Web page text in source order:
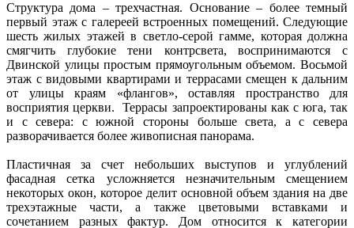
Структура дома – трехчастная. Основание – более темный
первый этаж с галереей встроенных помещений. Следующие
шесть жилых этажей в светло-серой гамме, которая должна
смягчить глубокие тени контрсвета, воспринимаются с
Двинской улицы простым прямоугольным объемом. Восьмой
этаж с видовыми квартирами и террасами смещен к дальним
от улицы краям «флангов», оставляя пространство для
восприятия церкви. Террасы запроектированы как с юга, так
и с севера: с южной стороны больше света, а с севера
разворачивается более живописная панорама.
Пластичная за счет небольших выступов и углублений
фасадная сетка усложняется незначительным смещением
некоторых окон, которое делит основной объем здания на две
трехэтажные части, а также цветовыми вставками и
сочетанием разных фактур. Дом относится к категории